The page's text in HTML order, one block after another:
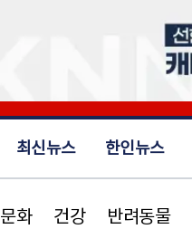
최신뉴스 한인뉴스
문화 건강 반려동물